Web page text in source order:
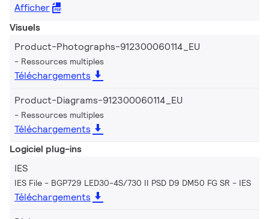
Afficher
Visuels
Product-Photographs-912300060114_EU
Ressources multiples
Téléchargements
Product-Diagrams-912300060114_EU
Ressources multiples
Téléchargements
Logiciel plug-ins
IES
IES File - BGP729 LED30-4S/730 II PSD D9 DM50 FG SR IES
Téléchargements